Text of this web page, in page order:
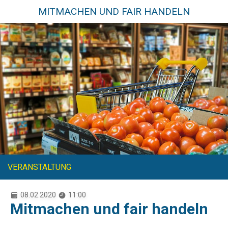
MITMACHEN UND FAIR HANDELN
VERANSTALTUNG
08.02.2020 11:00
Mitmachen und fair handeln